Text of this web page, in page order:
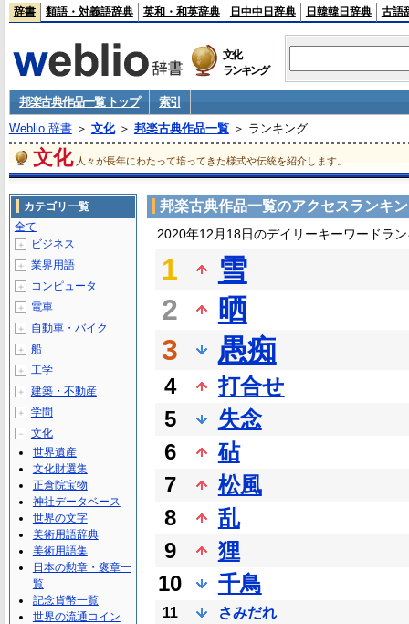
辞書 類語・対義語辞典 英和・和英辞典 日中中日辞典 日韓韓日辞典 古語
文化
ランキング
邦楽古典作品一覧 トップ
索引
Weblio 辞書＞ 文化＞ 邦楽古典作品一覧＞ ランキング
文化 人々が長年にわたって培ってきた様式や伝統を紹介します。
邦楽古典作品一覧のアクセスランキ
2020年12月18日のデイリーキーワードラ
1
雪
2
晒
3
愚痴
4
打合せ
5
失念
6
砧
7
松風
8
乱
9
狸
10
千鳥
11
さみだれ
カテゴリ一覧
全て
＋ ビジネス
＋ 業界用語
＋ コンピュータ
＋ 電車
＋ 自動車・バイク
＋ 船
＋ 工学
＋ 建築・不動産
＋ 学問
－
文化
世界遺産
文化財選集
正倉院宝物
神社データベース
世界の文字
美術用語辞典
美術用語集
日本の勲章・褒章一
覧
記念貨幣一覧
世界の流通コイン